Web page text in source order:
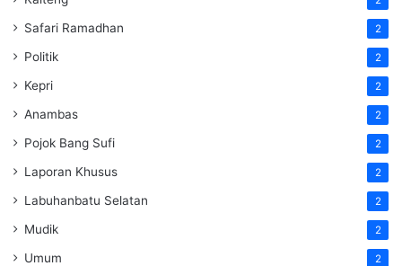
Safari Ramadhan 2
Politik 2
Kepri 2
Anambas 2
Pojok Bang Sufi 2
Laporan Khusus 2
Labuhanbatu Selatan 2
Mudik 2
Umum 2